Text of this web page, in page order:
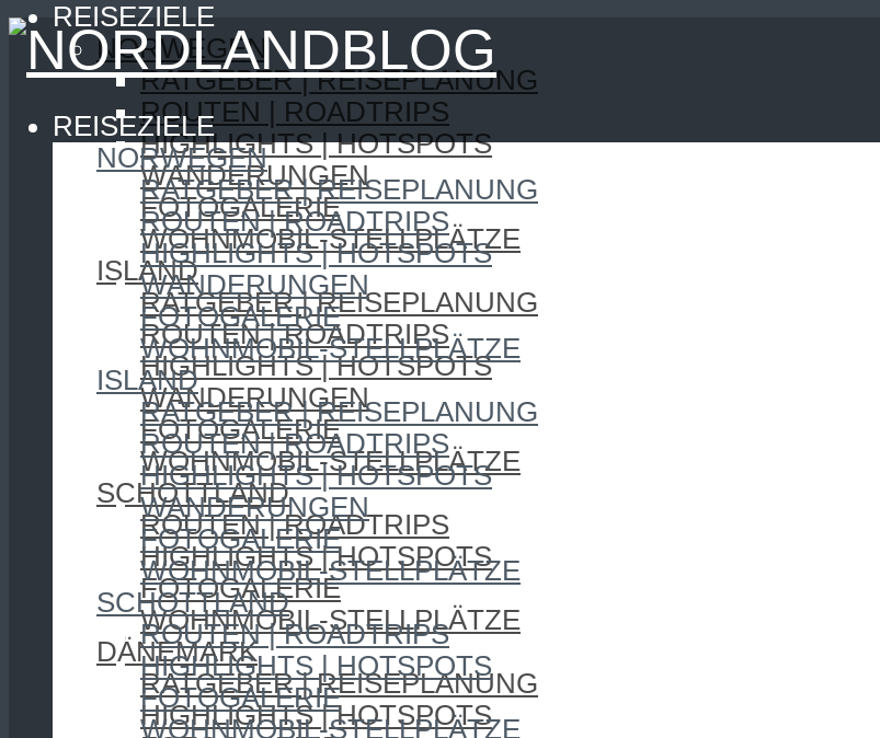
REISEZIELE
NORWEGEN
RATGEBER | REISEPLANUNG
ROUTEN | ROADTRIPS
HIGHLIGHTS | HOTSPOTS
WANDERUNGEN
FOTOGALERIE
WOHNMOBIL-STELLPLÄTZE
ISLAND
RATGEBER | REISEPLANUNG
ROUTEN | ROADTRIPS
HIGHLIGHTS | HOTSPOTS
WANDERUNGEN
FOTOGALERIE
WOHNMOBIL-STELLPLÄTZE
SCHOTTLAND
ROUTEN | ROADTRIPS
HIGHLIGHTS | HOTSPOTS
FOTOGALERIE
WOHNMOBIL-STELLPLÄTZE
DÄNEMARK
RATGEBER | REISEPLANUNG
HIGHLIGHTS | HOTSPOTS
REISEZIELE
NORWEGEN
RATGEBER | REISEPLANUNG
ROUTEN | ROADTRIPS
HIGHLIGHTS | HOTSPOTS
WANDERUNGEN
FOTOGALERIE
WOHNMOBIL-STELLPLÄTZE
ISLAND
RATGEBER | REISEPLANUNG
ROUTEN | ROADTRIPS
HIGHLIGHTS | HOTSPOTS
WANDERUNGEN
FOTOGALERIE
WOHNMOBIL-STELLPLÄTZE
SCHOTTLAND
ROUTEN | ROADTRIPS
HIGHLIGHTS | HOTSPOTS
FOTOGALERIE
WOHNMOBIL-STELLPLÄTZE